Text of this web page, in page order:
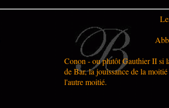
Conon - ou plutôt Gauthier II si
de Bar, la jouissance de la
l'autre moitié.